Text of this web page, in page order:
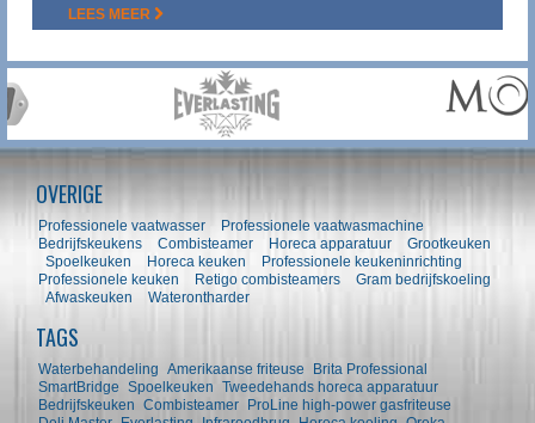
LEES MEER
OVERIGE
Professionele vaatwasser
Professionele vaatwasmachine
Bedrijfskeukens
Combisteamer Horeca apparatuur
Grootkeuken
Spoelkeuken
Horeca keuken
Professionele keukeninrichting
Professionele keuken
Retigo combisteamers
Gram bedrijfskoeling
Afwaskeuken
Waterontharder
TAGS
Waterbehandeling Amerikaanse friteuse
Brita Professional
SmartBridge Spoelkeuken Tweedehands horeca apparatuur
Bedrijfskeuken Combisteamer
ProLine high-power gasfriteuse